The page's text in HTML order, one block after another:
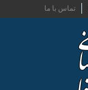
تماس با ما